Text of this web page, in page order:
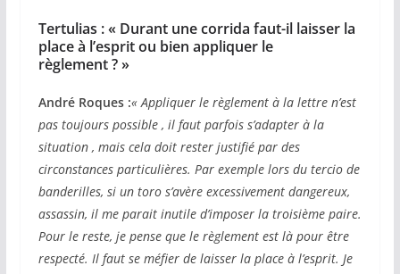
Tertulias : « Durant une corrida faut-il laisser la
place à l’esprit ou bien appliquer le
règlement ? »
André Roques :« Appliquer le règlement à la lettre n’est
pas toujours possible , il faut parfois s’adapter à la
situation , mais cela doit rester justifié par des
circonstances particulières. Par exemple lors du tercio de
banderilles, si un toro s’avère excessivement dangereux,
assassin, il me parait inutile d’imposer la troisième paire.
Pour le reste, je pense que le règlement est là pour être
respecté. Il faut se méfier de laisser la place à l’esprit. Je